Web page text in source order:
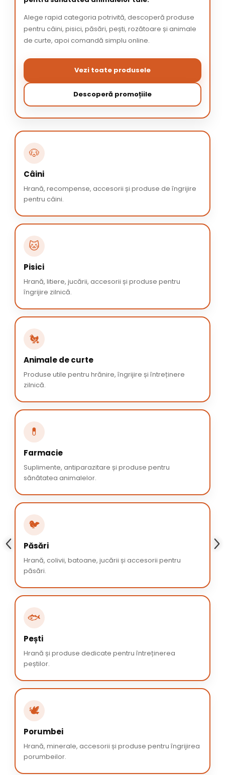
Alege rapid categoria potrivită, descoperă produse
pentru câini, pisici, păsări, pești, rozătoare și animale
de curte, apoi comandă simplu online.
Vezi toate produsele
Descoperă promoțiile
🐶
Câini
Hrană, recompense, accesorii și produse de îngrijire
pentru câini.
🐱
Pisici
Hrană, litiere, jucării, accesorii și produse pentru
îngrijire zilnică.
🐔
Animale de curte
Produse utile pentru hrănire, îngrijire și întreținere
zilnică.
💊
Farmacie
Suplimente, antiparazitare și produse pentru
sănătatea animalelor.
🐦
Păsări
Hrană, colivii, batoane, jucării și accesorii pentru
păsări.
🐟
Pești
Hrană și produse dedicate pentru întreținerea
peștilor.
🕊️
Porumbei
Hrană, minerale, accesorii și produse pentru îngrijirea
porumbeilor.